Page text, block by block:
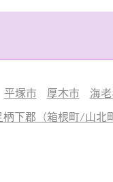
平塚市 厚木市 海
柄下郡（箱根町/山北